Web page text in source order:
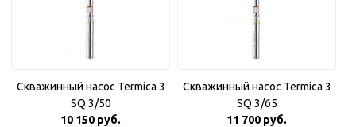
Скважинный насос Termica 3
SQ 3/50
10 150 руб.
Скважинный насос Termica 3
SQ 3/65
11 700 руб.